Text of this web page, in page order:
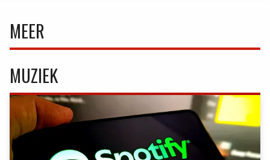
MEER
MUZIEK